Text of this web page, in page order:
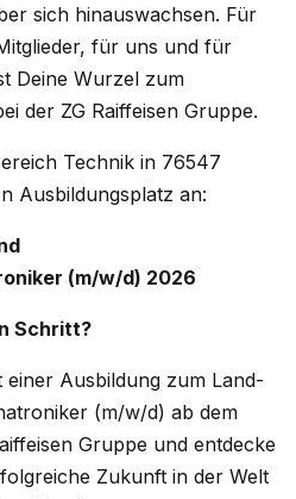
sich hinauswachsen. Für
für uns und für
Deine Wurzel zum
der ZG Raiffeisen Gruppe.
Technik in 76547
Ausbildungsplatz an:
(m/w/d) 2026
Schritt?
einer Ausbildung zum Land-
(m/w/d) ab dem
Gruppe und entdecke
Zukunft in der Welt